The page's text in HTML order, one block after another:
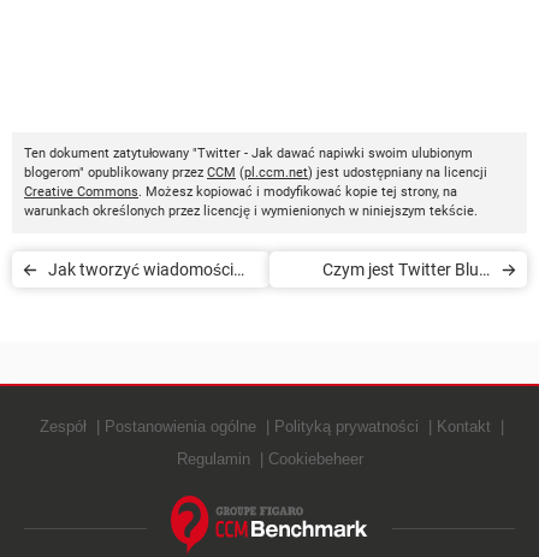
Ten dokument zatytułowany "Twitter - Jak dawać napiwki swoim ulubionym
blogerom" opublikowany przez CCM (pl.ccm.net) jest udostępniany na licencji
Creative Commons. Możesz kopiować i modyfikować kopie tej strony, na
warunkach określonych przez licencję i wymienionych w niniejszym tekście.
Jak tworzyć wiadomości
Czym jest Twitter Blue:
Zespół Postanowienia ogólne Polityką prywatności
Kontakt
Regulamin
Cookiebeheer